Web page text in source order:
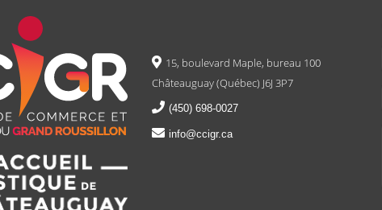
15, boulevard Maple, bureau 100
Châteauguay (Québec) J6J 3P7
(450) 698-0027
info@ccigr.ca